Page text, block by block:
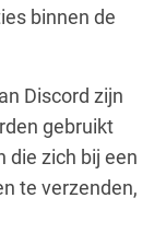
binnen de
Discord zijn
gebruikt
die zich bij een
te verzenden,